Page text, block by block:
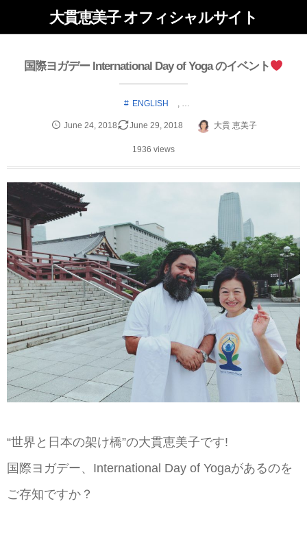
大貫恵美子 オフィシャルサイト
国際ヨガデー International Day of Yoga のイベント
ENGLISH
June 24, 2018 June 29 2018 大貫 恵美子
1936 views
“世界と日本の架け橋”の大貫恵美子です!
国際ヨガデー、International Day of Yogaがあるのを
ご存知ですか？